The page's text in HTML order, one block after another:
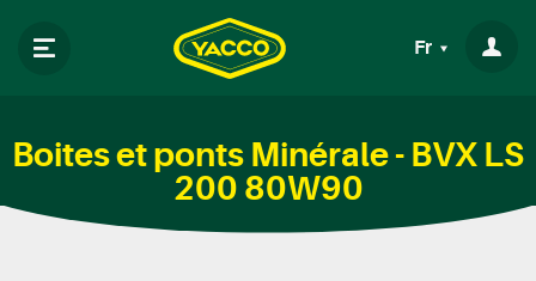
Fr
Boites et ponts Minérale - BVX LS
200 80W90